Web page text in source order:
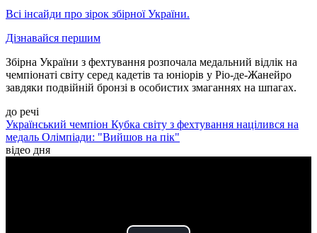
Всі інсайди про зірок збірної України.
Дізнавайся першим
Збірна України з фехтування розпочала медальний відлік на
чемпіонаті світу серед кадетів та юніорів у Ріо-де-Жанейро
завдяки подвійній бронзі в особистих змаганнях на шпагах.
до речі
Український чемпіон Кубка світу з фехтування націлився на
медаль Олімпіади: "Вийшов на пік"
відео дня